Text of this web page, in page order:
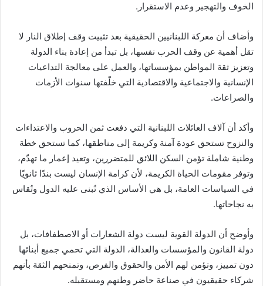
الخوف والتهجير وعدم الاستقرار.
وأضاف أن معركة اللبنانيين الحقيقية بعد تثبيت وقف إطلاق النار لا
تقل أهمية عن وقف الحرب نفسها، بل تبدأ من إعادة بناء الدولة
وتعزيز ثقة المواطن بمؤسساتها، والعمل على معالجة التداعيات
الإنسانية والاجتماعية والاقتصادية التي خلّفتها سنوات الأزمات
والصراعات.
وأكد أن آلاف العائلات اللبنانية التي دفعت ثمن الحروب والاعتداءات
والنزوح تستحق عودة آمنة وكريمة إلى مناطقها، كما تستحق خطة
وطنية شاملة تؤمن السكن اللائق للمتضررين، وتعيد إعمار ما تهدّم،
وتوفر مقومات الحياة الكريمة، لأن كرامة الإنسان ليست بندًا ثانويًا
في السياسات العامة، بل هي الأساس الذي تُبنى عليه الدول وتُقاس
به نجاحاتها.
وأوضح أن الدولة القوية ليست دولة الشعارات أو الاصطفافات، بل
دولة القانون والمؤسسات والعدالة، الدولة التي تحمي جميع أبنائها
دون تمييز، وتؤمن لهم الأمن والحقوق والفرص، وتمنحهم الثقة بأنهم
شركاء حقيقيون في صناعة حاضر وطنهم ومستقبله.